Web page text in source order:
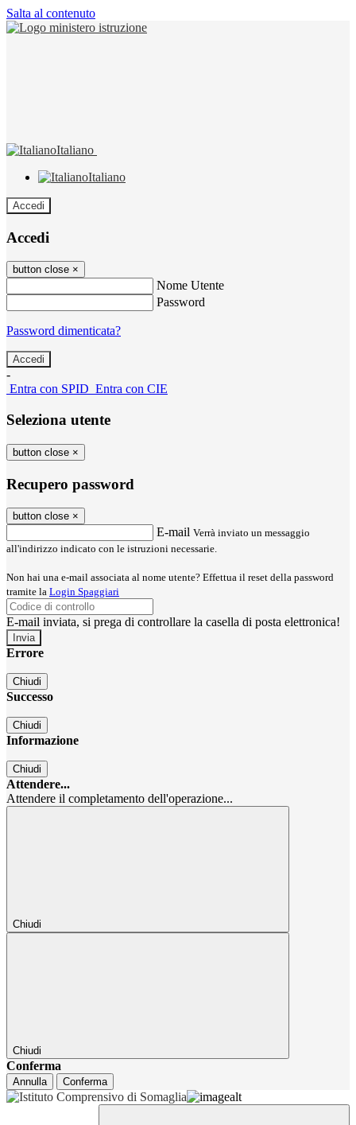
Salta al contenuto
Italiano
Italiano
Accedi
Accedi
button close ×
Nome Utente
Password
Password dimenticata?
-
Entra con SPID Entra con CIE
Seleziona utente
button close ×
Recupero password
button close ×
E-mail Verrà inviato un messaggio
all'indirizzo indicato con le istruzioni necessarie.
Non hai una e-mail associata al nome utente? Effettua il reset della password
tramite la Login Spaggiari
E-mail inviata, si prega di controllare la casella di posta elettronica!
Errore
Chiudi
Successo
Chiudi
Informazione
Chiudi
Attendere...
Attendere il completamento dell'operazione...
Chiudi
Chiudi
Conferma
Annulla Conferma